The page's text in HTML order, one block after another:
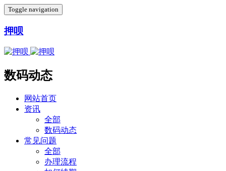
Toggle navigation
押呗
数码动态
网站首页
资讯
全部
数码动态
常见问题
全部
办理流程